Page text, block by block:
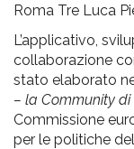
Roma Tre Luca
L’applicativo,
collaborazione
stato elaborato
– la Community
Commissione
per le politiche